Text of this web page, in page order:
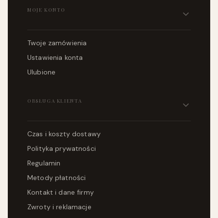
MOJE KONTO
Twoje zamówienia
Ustawienia konta
Ulubione
OBSŁUGA KLIENTA
Czas i koszty dostawy
Polityka prywatności
Regulamin
Metody płatności
Kontakt i dane firmy
Zwroty i reklamacje